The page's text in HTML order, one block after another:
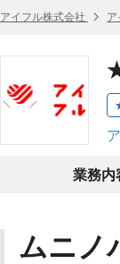
アイフル株式会社 ア
業務内
ムニノ